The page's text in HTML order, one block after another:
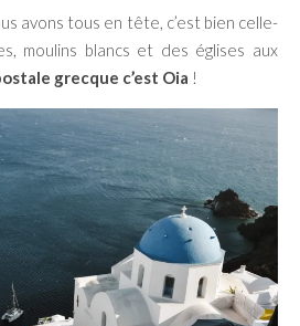
avons tous en tête, c’est bien celle-
moulins blancs et des églises aux
grecque c’est Oia !